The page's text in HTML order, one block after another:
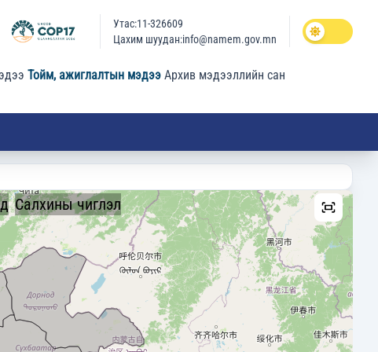
Утас:11-326609
Цахим шуудан:info@namem.gov.mn
Тойм, ажиглалтын мэдээ Архив мэдээллийн сан
Салхины чиглэл